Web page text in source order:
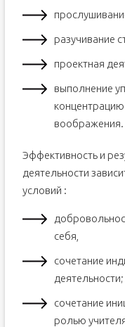
разучивание
проектная
выполнение
воображения.
Эффективность и
деятельности
условий :
себя,
сочетание
деятельности;
сочетание
ролью